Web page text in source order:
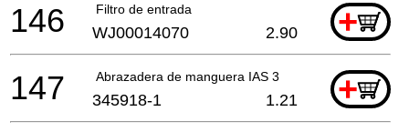
Filtro de entrada +
146 WJ00014070 2.90
Abrazadera de manguera IAS 3 +
147 345918-1 1.21